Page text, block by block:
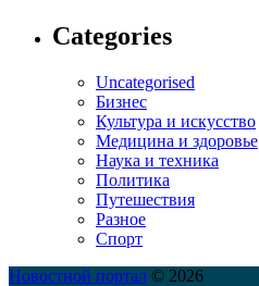
Categories
Uncategorised
Бизнес
Культура и искусство
Медицина и здоровье
Наука и техника
Политика
Путешествия
Разное
Спорт
Новостной портал © 2026